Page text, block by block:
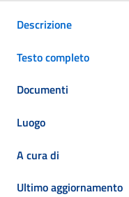
Descrizione
Testo completo
Documenti
Luogo
A cura di
Ultimo aggiornamento